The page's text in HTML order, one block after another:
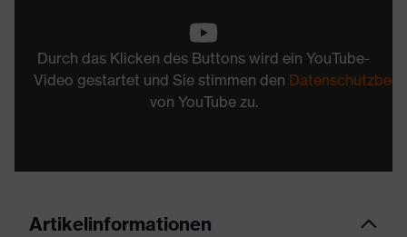
Durch das Klicken des Buttons wird ein YouTube-
Video gestartet und Sie stimmen den
von YouTube zu.
Artikelinformationen